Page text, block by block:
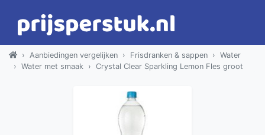
Aanbiedingen vergelijken Frisdranken & sappen
Water
Water met smaak
Crystal Clear Sparkling Lemon Fles groot